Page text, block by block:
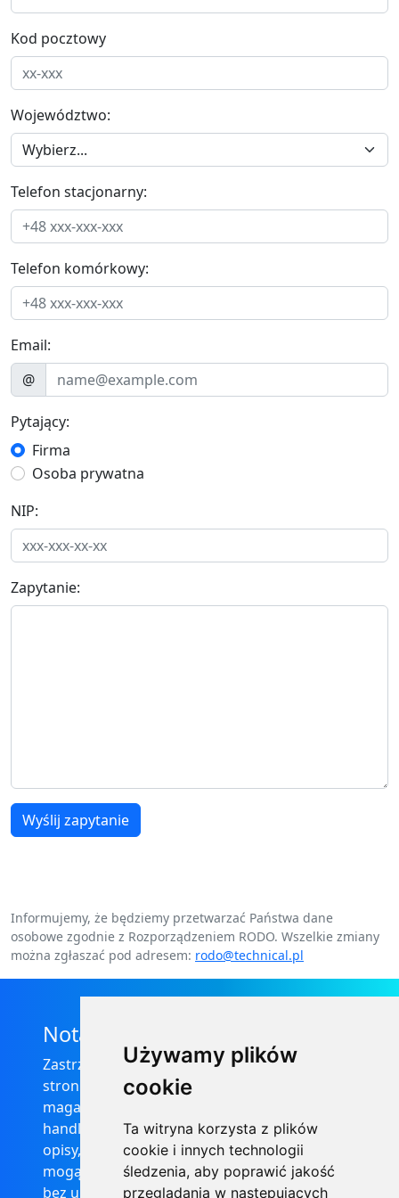
Używamy plików
cookie
Ta witryna korzysta z plików
cookie i innych technologii
śledzenia, aby poprawić jakość
przeglądania w następujących
Kod pocztowy
Województwo:
Telefon stacjonarny:
Telefon komórkowy:
Email:
@
Pytający:
Firma
Osoba prywatna
NIP:
Zapytanie:
Wyślij zapytanie
Informujemy, że będziemy przetwarzać Państwa dane
osobowe zgodnie z Rozporządzeniem RODO. Wszelkie zmiany
można zgłaszać pod adresem: rodo@technical.pl
Nota prawna
Zastrzega się, że informacje zamieszczone na
stronie internetowej https://informator-
magazynowy.technical.pl/ nie stanowią oferty
handlowej w rozumieniu prawa, ponadto
opisy, dane techniczne i pozostałe informacje
mogą ulec zmianie bez podania przyczyny i
bez uprzedzenia.